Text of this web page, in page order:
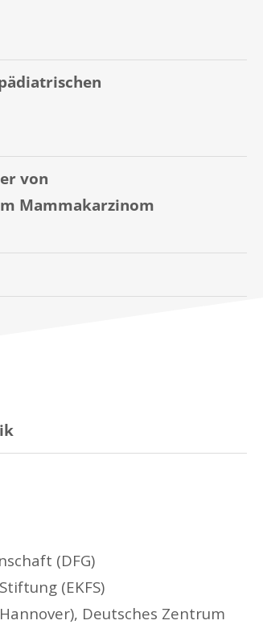
von
Mammakarzinom
(DFG)
(EKFS)
Deutsches Zentrum